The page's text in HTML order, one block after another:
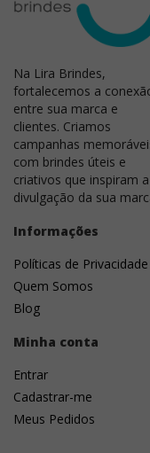
Na Lira Brindes,
fortalecemos a
entre sua marca e
clientes. Criamos
campanhas
com brindes úteis e
criativos que inspiram a
divulgação da sua
Informações
Políticas de Privacidade
Quem Somos
Blog
Minha conta
Entrar
Cadastrar-me
Meus Pedidos